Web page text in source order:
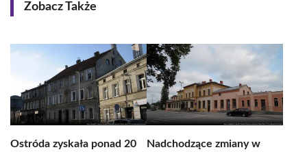
Zobacz Także
Ostróda zyskała ponad 20 Nadchodzące zmiany w